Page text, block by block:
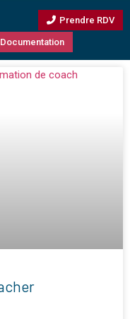
Prendre RDV
Documentation